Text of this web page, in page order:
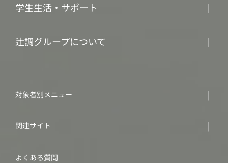
学生生活・サポート
辻調グループについて
対象者別メニュー
関連サイト
よくある質問